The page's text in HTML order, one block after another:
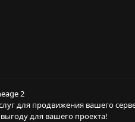
2
для продвижения вашего
для вашего проекта!